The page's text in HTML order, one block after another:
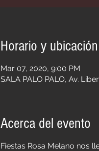
Horario y ubicación
Mar 07, 2020, 9:00 PM
SALA PALO PALO, Av.
Acerca del evento
Fiestas Rosa Melano nos